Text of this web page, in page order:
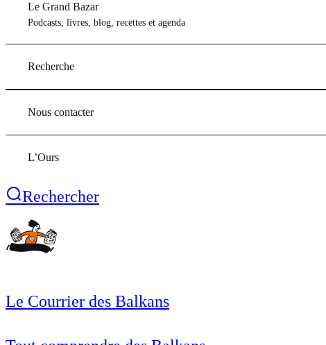
Le Grand Bazar
Podcasts, livres, blog, recettes et agenda
Recherche
Nous contacter
L’Ours
Rechercher
Le Courrier des Balkans